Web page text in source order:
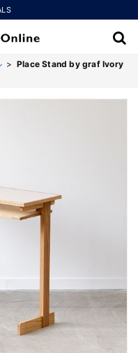
>Place Stand by graf Ivory